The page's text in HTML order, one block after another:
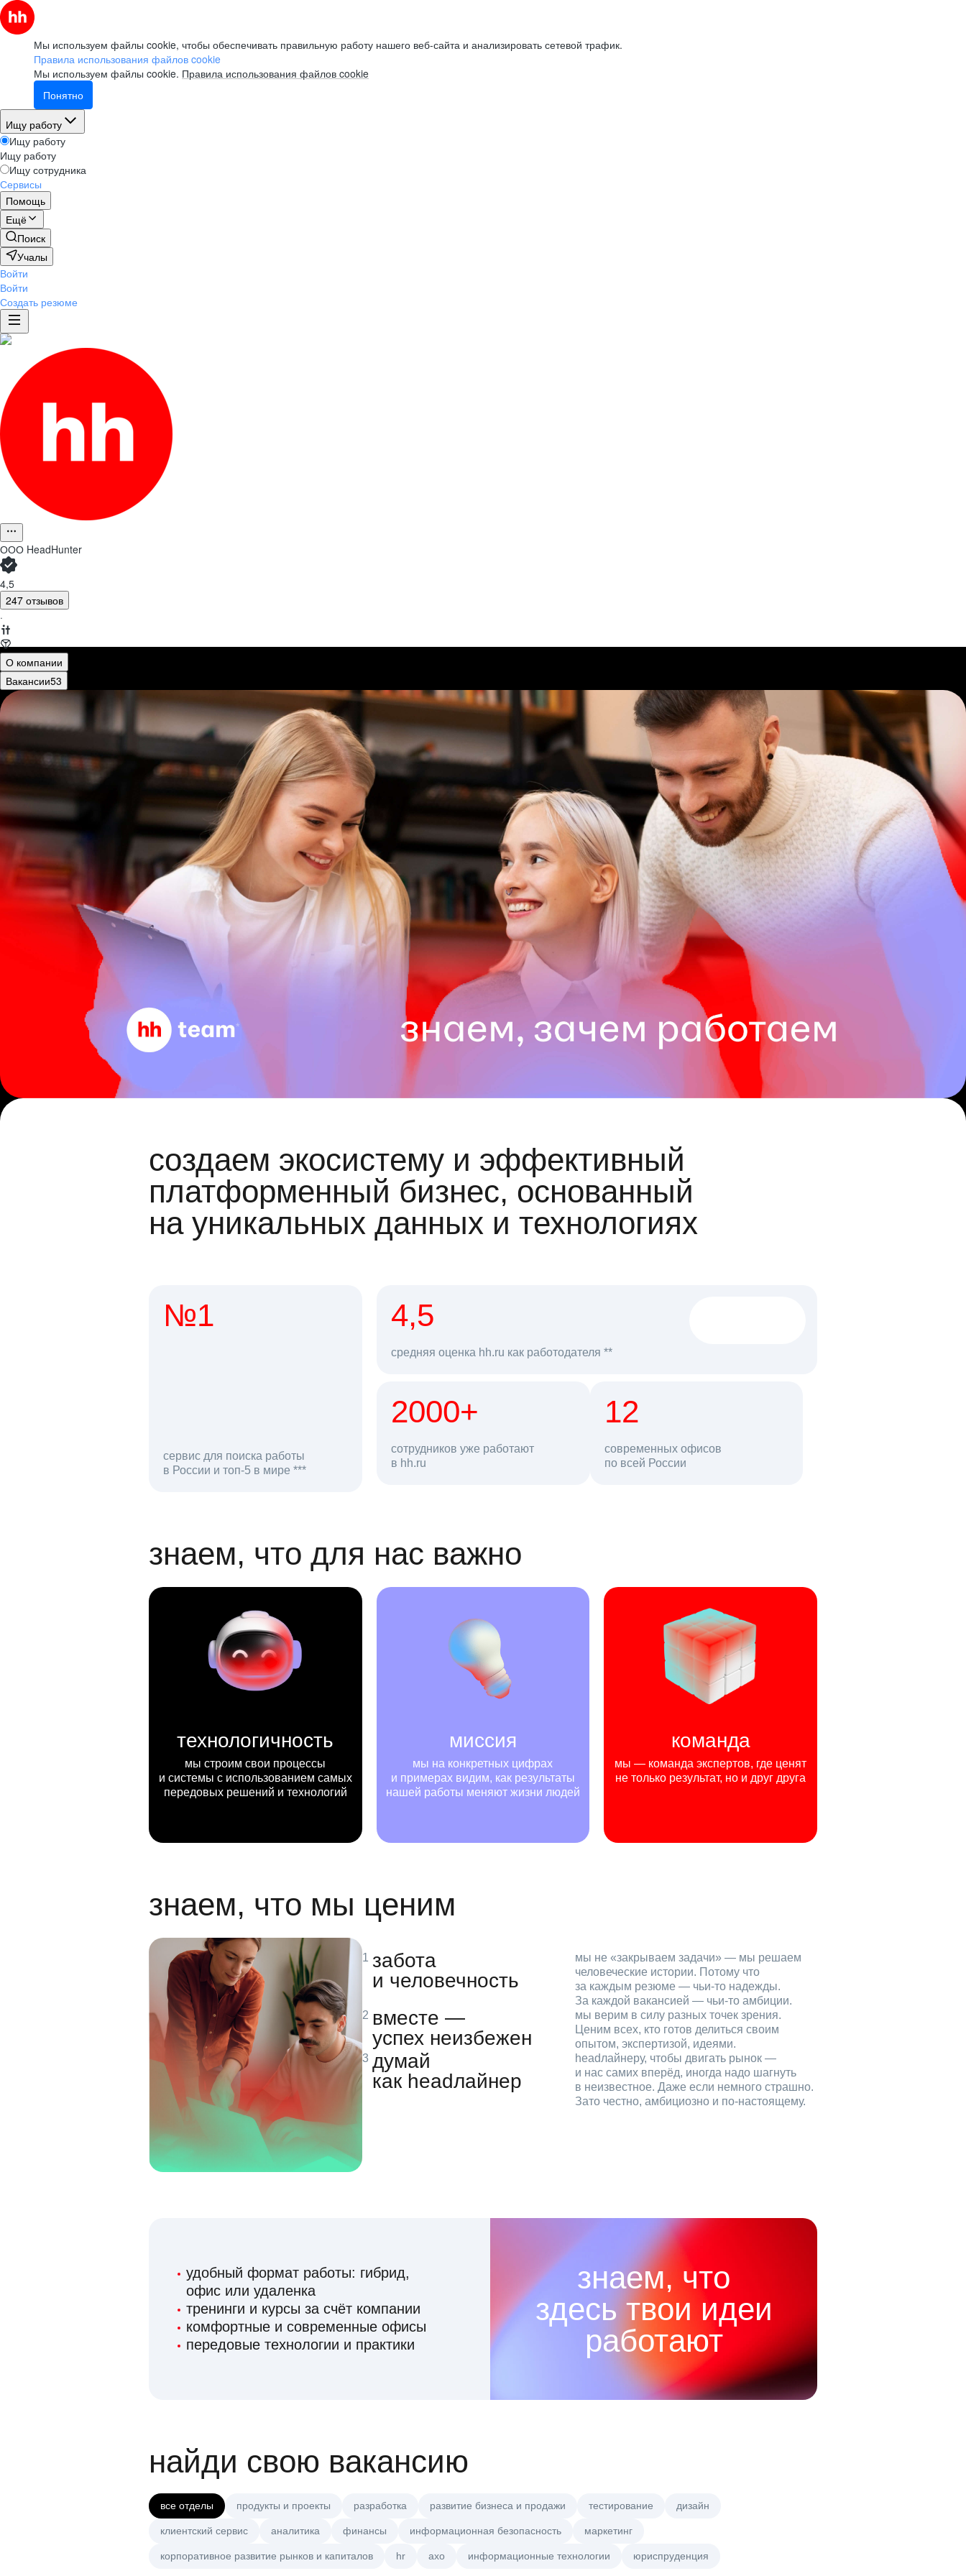
Мы используем файлы cookie, чтобы обеспечивать правильную работу нашего веб-сайта и анализировать сетевой трафик.
Правила использования файлов cookie
Мы используем файлы cookie. Правила использования файлов cookie
Понятно
Ищу работу
Ищу работу
Ищу работу
Ищу сотрудника
Сервисы
Помощь
Ещё
Поиск
Учалы
Войти
Войти
Создать резюме
ООО HeadHunter
4,5
247 отзывов
·
О компании
Вакансии53
создаем экосистему и эффективный
платформенный бизнес, основанный
на уникальных данных и технологиях
№1
сервис для поиска работы
в России и топ-5 в мире ***
откликов на вакансии
4,5
средняя оценка hh.ru как работодателя **
2000+
сотрудников уже работают
в hh.ru
68 млн 12
современных офисов
по всей Россиипользователей в день
знаем, что для нас важно
технологичность
мы строим свои процессы
и системы с использованием самых
передовых решений и технологий
миссия
мы на конкретных цифрах
и примерах видим, как результаты
нашей работы меняют жизни людей
команда
мы — команда экспертов, где ценят
не только результат, но и друг друга
знаем, что мы ценим
забота
и человечность
мы не «закрываем задачи» — мы решаем
человеческие истории. Потому что
за каждым резюме — чьи‑то надежды.
За каждой вакансией — чьи‑то амбиции.
вместе —
успех неизбежен
мы верим в силу разных точек зрения.
Ценим всех, кто готов делиться своим
опытом, экспертизой, идеями.
думай
как headлайнер
headлайнеру, чтобы двигать рынок —
и нас самих вперёд, иногда надо шагнуть
в неизвестное. Даже если немного страшно.
Зато честно, амбициозно и по‑настоящему.
удобный формат работы: гибрид,
офис или удаленка
тренинги и курсы за счёт компании
комфортные и современные офисы
передовые технологии и практики
знаем, что
здесь твои идеи
работают
найди свою вакансию
все отделы продукты и проекты разработка развитие бизнеса и продажи тестирование дизайн
клиентский сервис аналитика финансы информационная безопасность маркетинг
корпоративное развитие рынков и капиталов hr axo информационные технологии юриспруденция